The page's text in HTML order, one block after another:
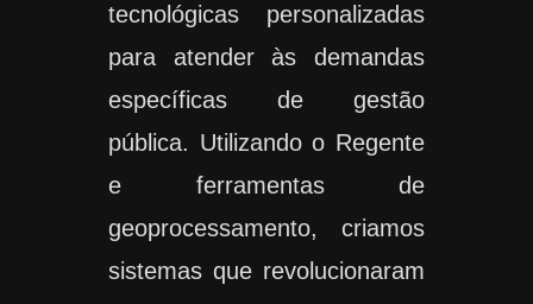
tecnológicas personalizadas
para atender às demandas
específicas de gestão
pública. Utilizando o Regente
e ferramentas de
geoprocessamento, criamos
sistemas que revolucionaram